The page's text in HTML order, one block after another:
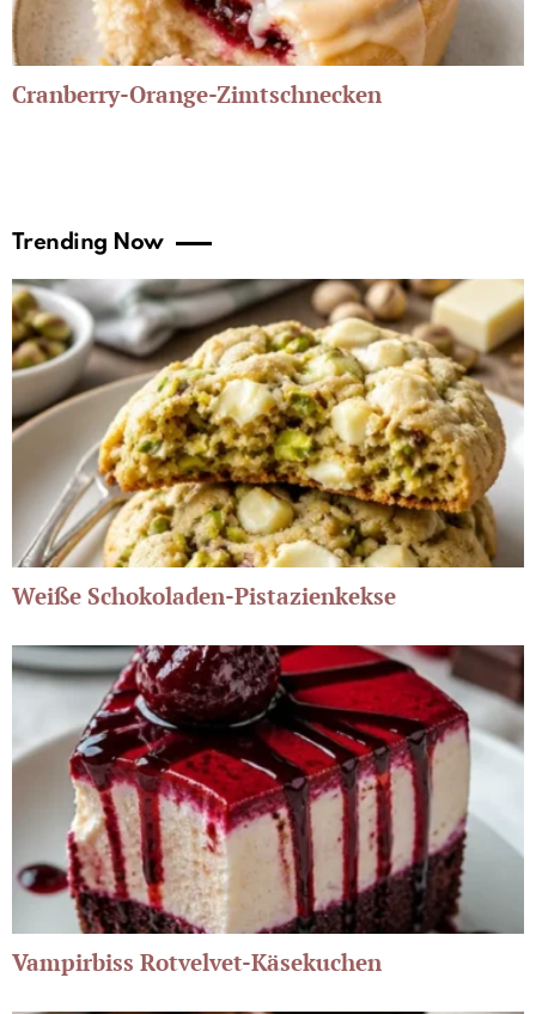
Cranberry-Orange-Zimtschnecken
Trending Now
Weiße Schokoladen-Pistazienkekse
Vampirbiss Rotvelvet-Käsekuchen